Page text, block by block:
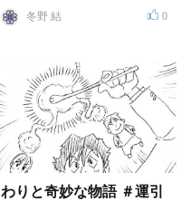
まった件
冬野 結 0
わりと奇妙な物語 ＃運引